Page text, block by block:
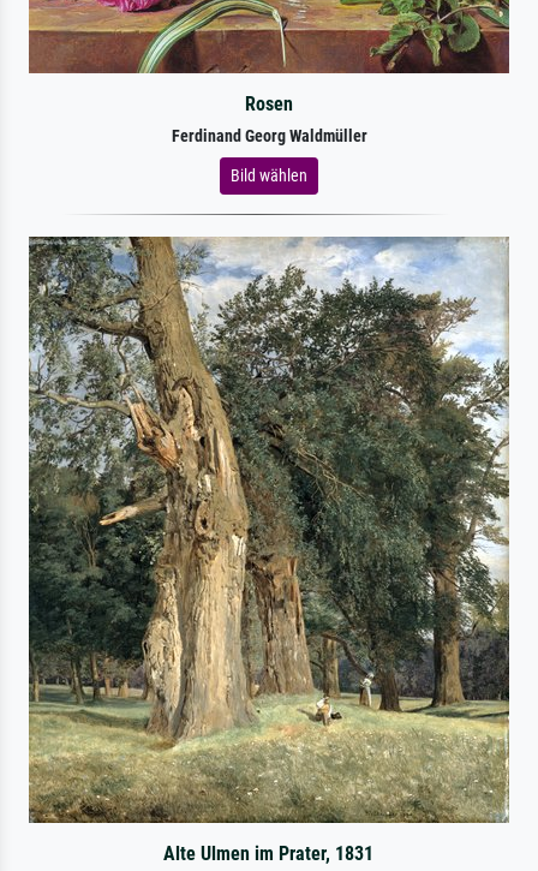
Rosen
Ferdinand Georg Waldmüller
Bild wählen
Alte Ulmen im Prater, 1831